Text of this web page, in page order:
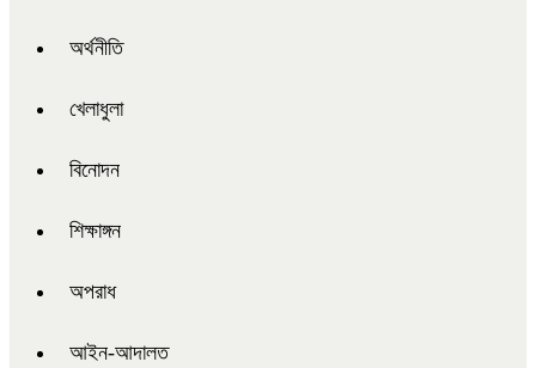
অর্থনীতি
খেলাধুলা
বিনোদন
শিক্ষাঙ্গন
অপরাধ
আইন-আদালত